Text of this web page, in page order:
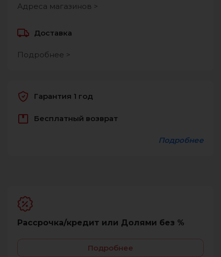
Адреса магазинов >
Доставка
Подробнее >
Гарантия 1 год
Бесплатный возврат
Подробнее
Рассрочка/кредит или Долями без %
Подробнее